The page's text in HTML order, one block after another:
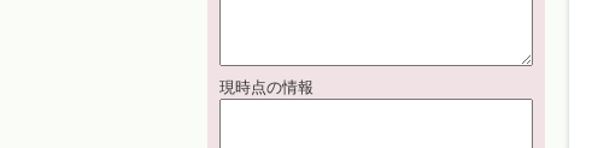
現時点の情報